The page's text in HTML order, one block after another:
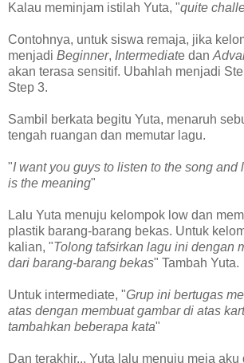
Kalau meminjam istilah Yuta, "quite
Contohnya, untuk siswa remaja, jika
menjadi Beginner, Intermediate dan
akan terasa sensitif. Ubahlah menjadi
Step 3.
Sambil berkata begitu Yuta, menaruh
tengah ruangan dan memutar lagu.
"I want you guys to listen to the song and
is the meaning"
Lalu Yuta menuju kelompok low dan
plastik barang-barang bekas. Untuk
kalian, "Tolong tafsirkan lagu ini dengan
dari barang-barang bekas" Tambah Yuta.
Untuk intermediate, "Grup ini bertugas
atas dengan membuat gambar di atas
tambahkan beberapa kata"
Dan terakhir... Yuta lalu menuju meja aku